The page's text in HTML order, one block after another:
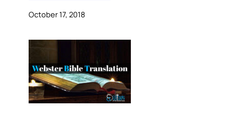
October 17, 2018